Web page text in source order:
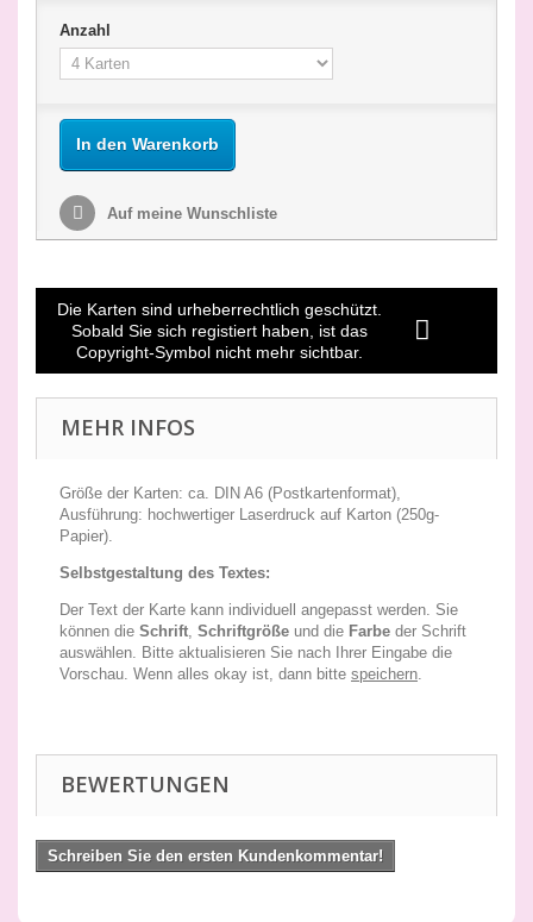
Anzahl
In den Warenkorb
Auf meine Wunschliste
Die Karten sind urheberrechtlich geschützt.
Sobald Sie sich registiert haben, ist das
Copyright-Symbol nicht mehr sichtbar.
MEHR INFOS
Größe der Karten: ca. DIN A6 (Postkartenformat),
Ausführung: hochwertiger Laserdruck auf Karton (250g-
Papier).
Selbstgestaltung des Textes:
Der Text der Karte kann individuell angepasst werden. Sie
können die Schrift, Schriftgröße und die Farbe der Schrift
auswählen. Bitte aktualisieren Sie nach Ihrer Eingabe die
Vorschau. Wenn alles okay ist, dann bitte speichern.
BEWERTUNGEN
Schreiben Sie den ersten Kundenkommentar!